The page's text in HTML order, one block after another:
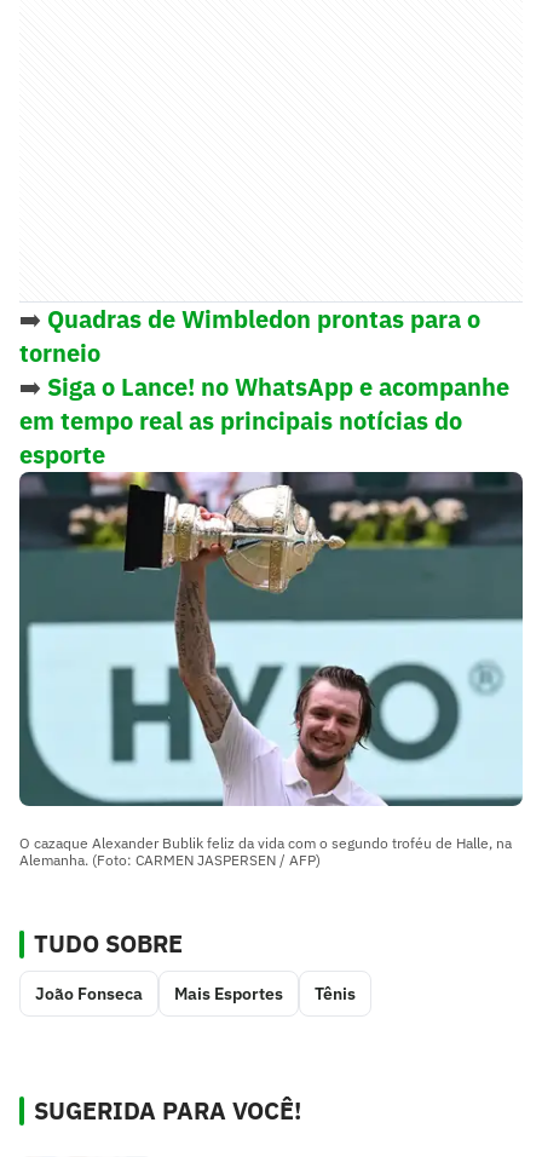
➡️ Quadras de Wimbledon prontas para o
torneio
➡️ Siga o Lance! no WhatsApp e acompanhe
em tempo real as principais notícias do
esporte
O cazaque Alexander Bublik feliz da vida com o segundo troféu de Halle, na
Alemanha. (Foto: CARMEN JASPERSEN / AFP)
TUDO SOBRE
João Fonseca Mais Esportes Tênis
SUGERIDA PARA VOCÊ!